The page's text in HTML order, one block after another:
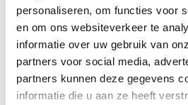
personaliseren, om functies voor
en om ons websiteverkeer te
informatie over uw gebruik van
partners voor social media,
partners kunnen deze gegevens
informatie die u aan ze heeft
LAATSTE NIEUWS
Nieuwe minimumuurlonen per 1
Exact